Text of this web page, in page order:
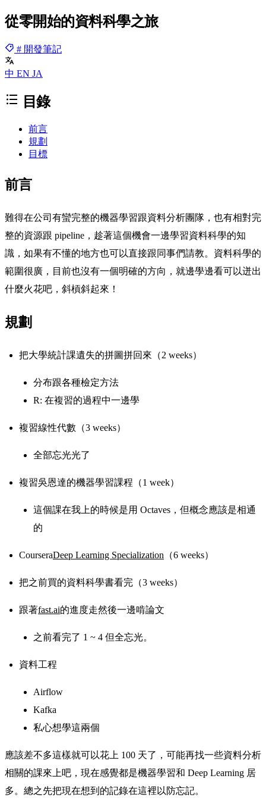
從零開始的資料科學之旅
# 開發筆記
中 EN JA
目錄
前言
規劃
目標
前言
難得在公司有蠻完整的機器學習跟資料分析團隊，也有相對完
整的資源跟 pipeline，趁著這個機會一邊學習資料科學的知
識，如果有不懂的地方也可以直接跟同事們請教。資料科學的
範圍很廣，目前也沒有一個明確的方向，就邊學邊看可以迸出
什麼火花吧，斜槓斜起來！
規劃
把大學統計課遺失的拼圖拼回來（2 weeks）
分布跟各種檢定方法
R: 在複習的過程中一邊學
複習線性代數（3 weeks）
全部忘光光了
複習吳恩達的機器學習課程（1 week）
這個課在我上的時候是用 Octaves，但概念應該是相通
的
CourseraDeep Learning Specialization （6 weeks）
把之前買的資料科學書看完（3 weeks）
跟著fast.ai的進度走然後一邊啃論文
之前看完了 1 ~ 4 但全忘光。
資料工程
Airflow
Kafka
私心想學這兩個
應該差不多這樣就可以花上 100 天了，可能再找一些資料分析
相關的課來上吧，現在感覺都是機器學習和 Deep Learning 居
多。總之先把現在想到的記錄在這裡以防忘記。